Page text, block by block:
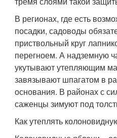
В регионах, где есть
посадки, садоводы
приствольный круг
перегноем. А надземную
укутывают утепляющим
завязывают шпагатом в
основания. В районах с
саженцы зимуют под
Как утеплять